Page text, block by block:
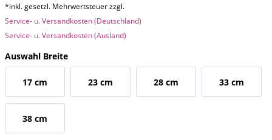
*inkl. gesetzl. Mehrwertsteuer zzgl.
Service- u. Versandkosten (Deutschland)
Service- u. Versandkosten (Ausland)
Auswahl Breite
17 cm 23 cm 28 cm 33 cm
38 cm